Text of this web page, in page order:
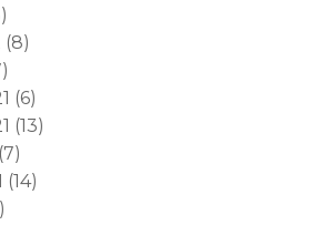
(8)
(6)
(13)
(7)
(14)